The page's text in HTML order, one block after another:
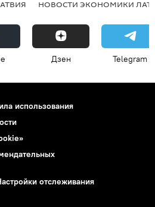
НОВОСТИ ЭКОНОМИКИ
Дзен Telegram
использования
отслеживания